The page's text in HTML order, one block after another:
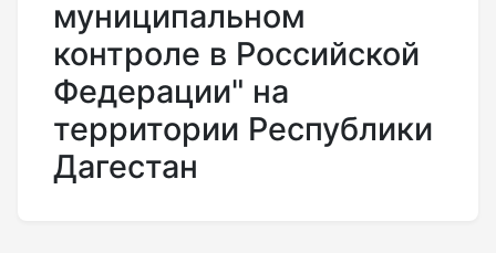
муниципальном
контроле в Российской
Федерации" на
территории Республики
Дагестан